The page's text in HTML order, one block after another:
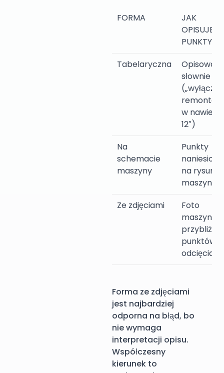
FORMA
JAK
OPISUJE
PUNKTY
Tabelaryczna
Opisowo,
słownie
w nawie
12″)
Na
schemacie
maszyny
Punkty
naniesione
na rysunek
maszyny
Ze zdjęciami
Foto
maszyny +
punktów
odcięcia
Forma ze zdjęciami
jest najbardziej
odporna na błąd, bo
nie wymaga
interpretacji opisu.
Współczesny
kierunek to